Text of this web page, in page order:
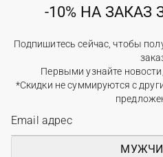
-10% НА
Подпишитесь сейчас, чтобы
Первыми узнайте
*Скидки не суммируются с